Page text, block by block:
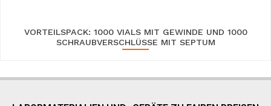
VORTEILSPACK: 1000 VIALS MIT GEWINDE UND 1000
SCHRAUBVERSCHLÜSSE MIT SEPTUM